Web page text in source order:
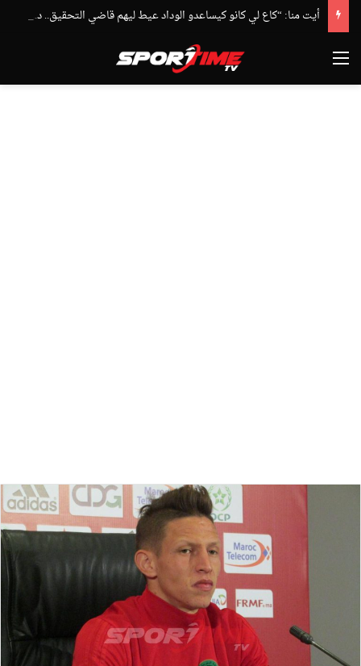
أيت منا: “كاع لي كانو كيساعدو الوداد عيط ليهم قاضي التحقيق.. دابا حتى شي واحد ما بقا باغي يعاون”
القائمة